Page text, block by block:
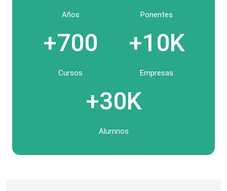
Años Ponentes
+700
Cursos
+10K
Empresas
+30K
Alumnos